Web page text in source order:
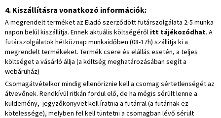
4. Kiszállításra vonatkozó információk:
A megrendelt terméket az Eladó szerződött futárszolgálata 2-5 munka
napon belül kiszállítja. Ennek aktuális költségéről itt tájékozódhat. A
futárszolgálatok hétköznap munkaidőben (08-17h) szállítja ki a
megrendelt termékeket. Termék csere és elállás esetén, a teljes
költséget a vásárló állja (a költség meghatározásában segít a
webáruház)
Csomagátvételkor mindig ellenőriznie kell a csomag sértetlenségét az
átvevőnek. Rendkívül ritkán fordul elő, de ha mégis sérült lenne a
küldemény, jegyzőkönyvet kell íratnia a futárral (a futárnak ez
kötelessége), melyben fel kell tüntetni a csomagban lévő sérült